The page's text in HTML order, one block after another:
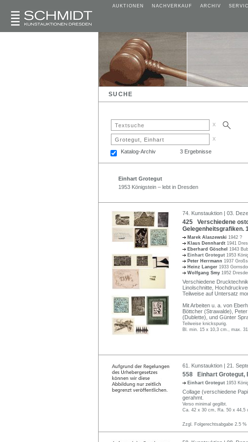
AUKTIONEN NACHVERKAUF ARCHIV
SUCHE
x
x
Katalog-Archiv 3 Ergebnisse
Einhart Grotegut
1953 Königstein – lebt in Dresden
74. Kunstauktion | 03.
425 Verschiedene
Gelegenheitsgrafiken.
Marek Alaszewski 1942 ?
Klaus Dennhardt 1941
Eberhard Göschel 1943
Einhart Grotegut 1953
Peter Herrmann 1937
Heinz Langer 1933
Wolfgang Smy 1952
Verschiedene
Linolschnitte,
Teilweise auf Untersatz
Mit Arbeiten u. a. von
Böttcher (Strawalde),
(Dublette), und Günter
Teilweise knickspurig.
Bl. min. 15 x 10,3 cm., max.
61. Kunstauktion | 21.
558 Einhart Grotegut,
Einhart Grotegut 1953
Collage (verschiedene
gerahmt.
Verso minimal gegilbt.
Ca. 42 x 30 cm, Ra. 50 x 44,5
Zzgl. Folgerechtsabgabe 2.5 %